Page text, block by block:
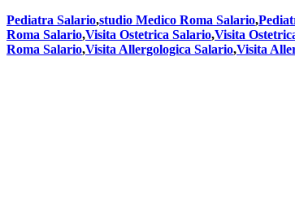
Pediatra Salario,studio Medico Roma Salario,
Roma Salario,Visita Ostetrica Salario,Visita
Roma Salario,Visita Allergologica Salario,Visita